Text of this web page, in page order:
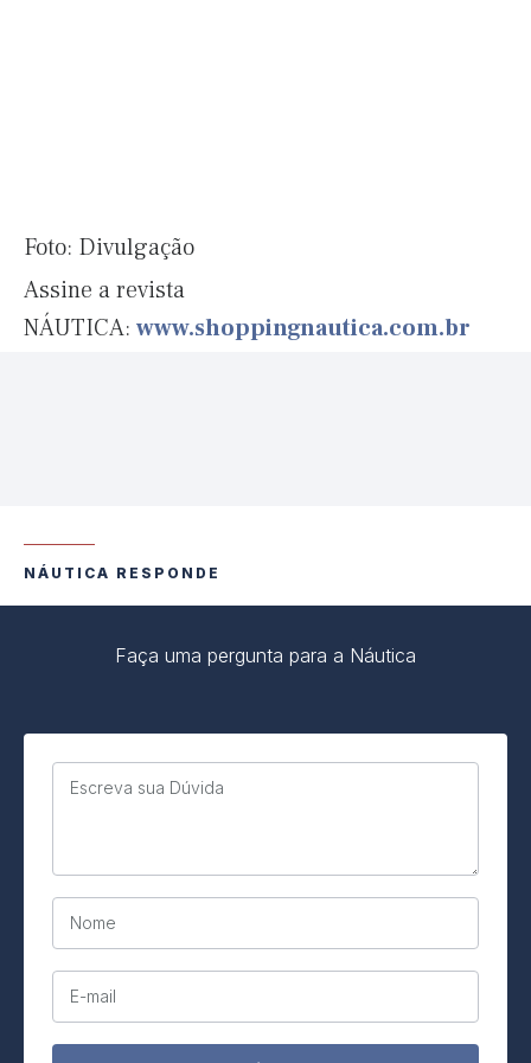
Foto: Divulgação
Assine a revista
NÁUTICA: www.shoppingnautica.com.br
NÁUTICA RESPONDE
Faça uma pergunta para a Náutica
Escreva sua Dúvida
Nome
E-mail